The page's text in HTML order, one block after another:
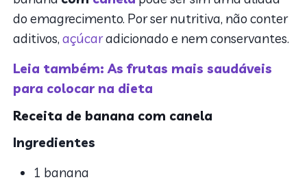
do emagrecimento. Por ser nutritiva, não conter
aditivos,açúcaradicionado e nem conservantes.
Leia também: As frutas mais saudáveis
para colocar na dieta
Receita de banana com canela
Ingredientes
1 banana